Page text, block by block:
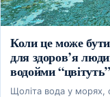
Коли це може
для здоров’я
водойми
Щоліта вода у морях,